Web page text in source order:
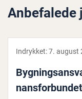
Anbefalede
Indrykket:7. august
nans­for­bun­det